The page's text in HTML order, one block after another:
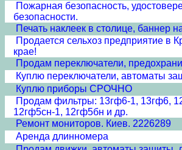
Пожарная безопасность,
безопасности.
Печать наклеек в столице, баннер
Продается сельхоз предприятие в
крае!
Продам переключатели,
Куплю переключатели, автоматы
Куплю приборы СРОЧНО
Продам фильтры: 13гф6-1, 13гф6,
12гф5сн-1, 12гф5бн и др.
Ремонт мониторов. Киев. 2226289
Аренда длинномера